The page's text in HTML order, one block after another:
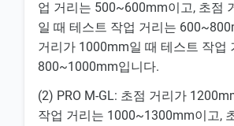
업 거리는 500~600mm이고, 초점
일 때 테스트 작업 거리는
거리가 1000mm일 때 테스트 작업
800~1000mm입니다.
(2) PRO M-GL: 초점 거리가
작업 거리는 1000~1300mm이고,